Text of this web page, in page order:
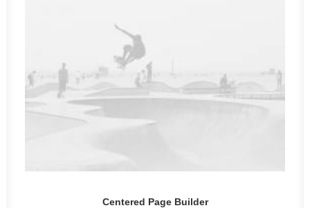
Centered Page Builder